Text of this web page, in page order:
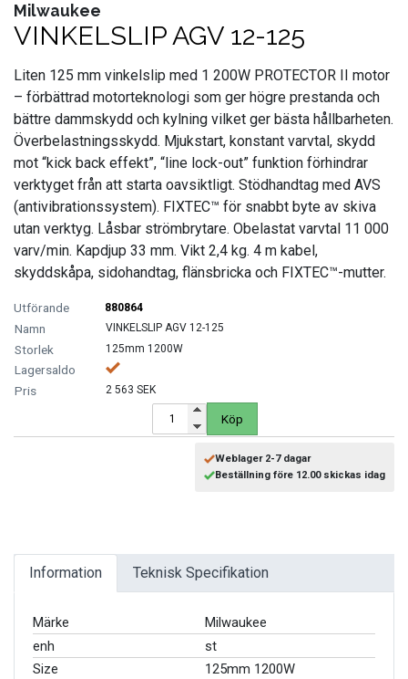
FORDONSVERKTYG UNIVERSAL
GÖR-DET-SJÄLV PRODUKTER
KONCENTRATSPRUTOR
LIM & FOG
LYFT OCH LAST
MASKINER OCH TVÄTTUTRUSTNING
MATERIALHANTERING
MOTORCYKEL VERKSTAD
SKYDDSUTRUSTNING
SLANGVINDOR
Milwaukee
VINKELSLIP AGV 12-125
Liten 125 mm vinkelslip med 1 200W PROTECTOR II motor
– förbättrad motorteknologi som ger högre prestanda och
bättre dammskydd och kylning vilket ger bästa hållbarheten.
Överbelastningsskydd. Mjukstart, konstant varvtal, skydd
mot “kick back effekt”, “line lock-out” funktion förhindrar
verktyget från att starta oavsiktligt. Stödhandtag med AVS
(antivibrationssystem). FIXTEC™ för snabbt byte av skiva
utan verktyg. Låsbar strömbrytare. Obelastat varvtal 11 000
varv/min. Kapdjup 33 mm. Vikt 2,4 kg. 4 m kabel,
skyddskåpa, sidohandtag, flänsbricka och FIXTEC™-mutter.
880864
VINKELSLIP AGV 12-125
125mm 1200W
2 563 SEK
Köp
Weblager 2-7 dagar
Beställning före 12.00 skickas idag
Information Teknisk Specifikation
Märke
Milwaukee
enh
st
Size
125mm 1200W